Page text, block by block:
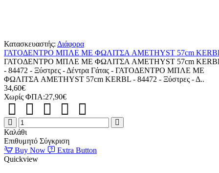
Κατασκευαστής: Διάφορα
ΓΑΤΟΔΕΝΤΡΟ ΜΠΛΕ ΜΕ ΦΩΛΙΤΣΑ AMETHYST 57cm
ΓΑΤΟΔΕΝΤΡΟ ΜΠΛΕ ΜΕ ΦΩΛΙΤΣΑ AMETHYST 57cm
- 84472 - Ξύστρες - Δέντρα Γάτας - ΓΑΤΟΔΕΝΤΡΟ ΜΠΛΕ ΜΕ
ΦΩΛΙΤΣΑ AMETHYST 57cm KERBL - 84472 - Ξύστρες - Δ..
34,60€
Χωρίς ΦΠΑ:27,90€
ΓΑΤΟΔΕΝΤΡΟ
ΜΠΛΕ
ΜΕ
ΦΩΛΙΤΣΑ
AMETHYST
57cm
Καλάθι
Επιθυμητό Σύγκριση
Buy Now
Extra Button
Quickview